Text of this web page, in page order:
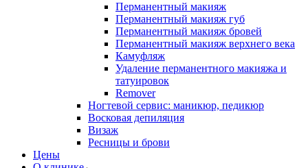
Перманентный макияж
Перманентный макияж губ
Перманентный макияж бровей
Перманентный макияж верхнего века
Камуфляж
Удаление перманентного макияжа и
татуировок
Remover
Ногтевой сервис: маникюр, педикюр
Восковая депиляция
Визаж
Ресницы и брови
Цены